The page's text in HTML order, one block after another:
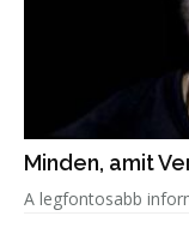
Minden, amit
A legfontosabb